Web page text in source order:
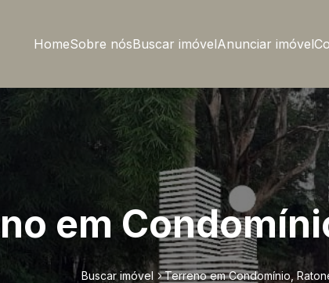
HomeSobre nósBuscar imóvelAnunciar imóvel
em
Buscar imóvel Terreno em Condomínio,